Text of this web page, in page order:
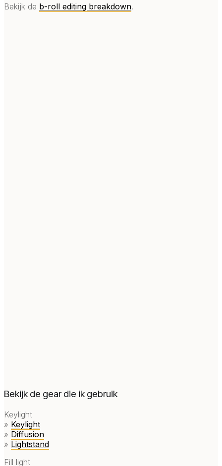
Bekijk de b-roll editing breakdown.
Bekijk de gear die ik gebruik
Keylight
» Keylight
» Diffusion
» Lightstand
Fill light